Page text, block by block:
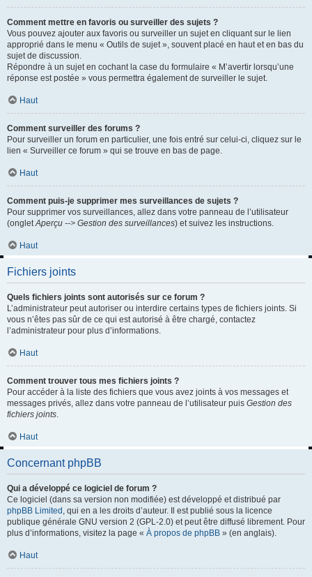
Comment mettre en favoris ou surveiller des sujets ?
Vous pouvez ajouter aux favoris ou surveiller un sujet en cliquant sur le lien
approprié dans le menu « Outils de sujet », souvent placé en haut et en bas du
sujet de discussion.
Répondre à un sujet en cochant la case du formulaire « M’avertir lorsqu’une
réponse est postée » vous permettra également de surveiller le sujet.
Haut
Comment surveiller des forums ?
Pour surveiller un forum en particulier, une fois entré sur celui-ci, cliquez sur le
lien « Surveiller ce forum » qui se trouve en bas de page.
Haut
Comment puis-je supprimer mes surveillances de sujets ?
Pour supprimer vos surveillances, allez dans votre panneau de l’utilisateur
(onglet Aperçu --> Gestion des surveillances) et suivez les instructions.
Haut
Fichiers joints
Quels fichiers joints sont autorisés sur ce forum ?
L’administrateur peut autoriser ou interdire certains types de fichiers joints. Si
vous n’êtes pas sûr de ce qui est autorisé à être chargé, contactez
l’administrateur pour plus d’informations.
Haut
Comment trouver tous mes fichiers joints ?
Pour accéder à la liste des fichiers que vous avez joints à vos messages et
messages privés, allez dans votre panneau de l’utilisateur puis Gestion des
fichiers joints
Haut
Concernant phpBB
Qui a développé ce logiciel de forum ?
Ce logiciel (dans sa version non modifiée) est développé et distribué par
phpBB Limited , qui en a les droits d’auteur. Il est publié sous la licence
publique générale GNU version 2 (GPL-2.0) et peut être diffusé librement. Pour
plus d’informations, visitez la page « À propos de phpBB » (en anglais).
Haut